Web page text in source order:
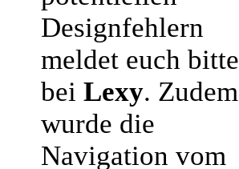
Designfehlern
meldet euch bitte
bei Lexy. Zudem
wurde die
Navigation vom